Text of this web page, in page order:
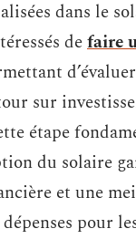
dans le
defaire
sur
étape
du solaire
et une
pour